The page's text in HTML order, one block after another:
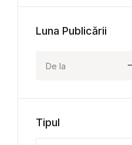
Luna Publicării
Tipul